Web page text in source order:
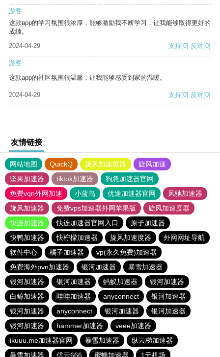
游客
这款app的学习氛围很浓厚，能够激励我不断学习，让我能够取得更好的
成绩。
2024-04-29
支持[0] 反对[0]
游客
这款app的社区氛围很温馨，让我能够感受到家的温暖。
2024-04-29 支持[0] 反对[0]
友情链接
网站地图 QuickQ 旋风加速度器
旋风加速
坚果加速器
tiktok加速器
狗急加速器官网
免费vqn外网加速
小蓝鸟 优途加速器官网
风驰加速器
旋风加速器
免费vps加速器外网苹果版
旋风加速度器
快连加速器
快连加速器官网入口
原子加速器
快鸭加速器
快柠檬加速器 旋风加速度器
外网网址导航
软件中心
橘子加速器
vp(永久免费)加速器
免费海外pvn加速器
银河加速器
暴雪加速器
银河加速器
银河加速器 蚂蚁加速器
银河加速器
白鲸加速器
哇哇加速器 anyconnect
银河加速器
银河加速器
anyconnect 银河加速器
银河加速器
银河加速器
hammer加速器
veee加速器
ikuuu.me加速器官网
暴雪加速器
纵云梯加速器
暴雪加速器
优云666 蜜蜂加速器 1元机场